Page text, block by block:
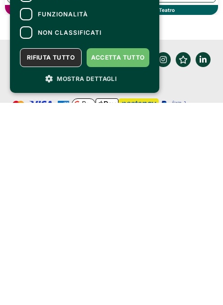
Teatro
FUNZIONALITÀ
NON CLASSIFICATI
ACCETTA TUTTO
RIFIUTA TUTTO
MOSTRA DETTAGLI